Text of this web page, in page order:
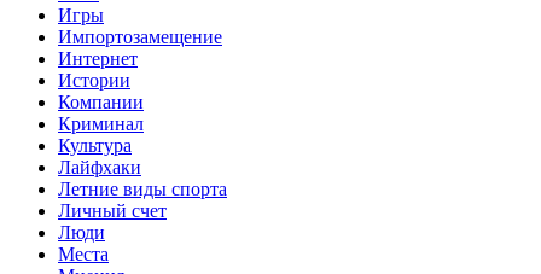
Игры
Импортозамещение
Интернет
Истории
Компании
Криминал
Культура
Лайфхаки
Летние виды спорта
Личный счет
Люди
Места